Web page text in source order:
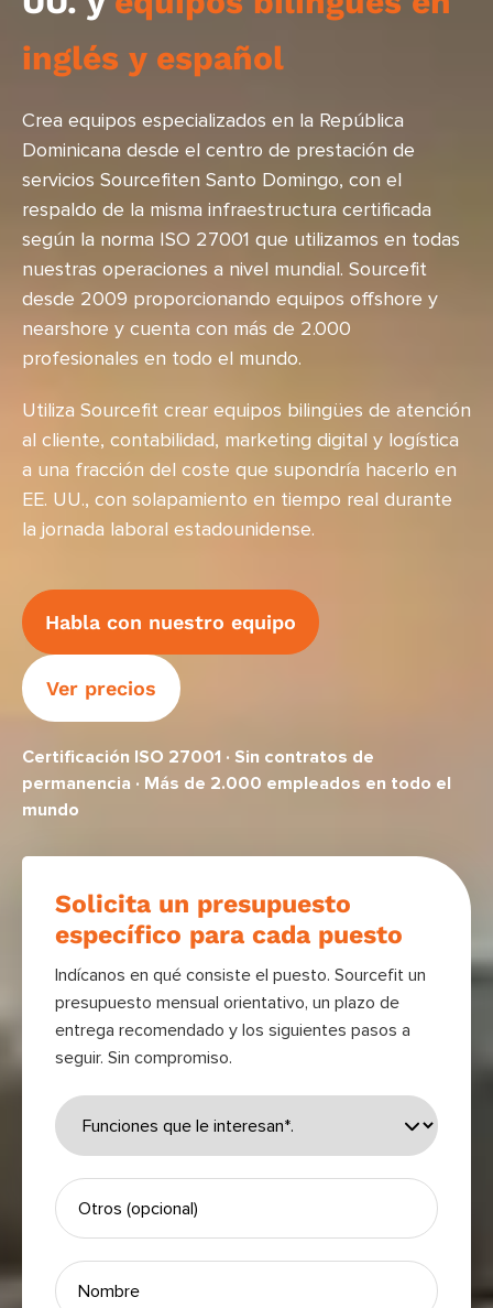
inglés y español
Crea equipos especializados en la República
Dominicana desde el centro de prestación de
servicios Sourcefiten Santo Domingo, con el
respaldo de la misma infraestructura certificada
según la norma ISO 27001 que utilizamos en todas
nuestras operaciones a nivel mundial. Sourcefit
desde 2009 proporcionando equipos offshore y
nearshore y cuenta con más de 2.000
profesionales en todo el mundo.
Utiliza Sourcefit crear equipos bilingües de atención
al cliente, contabilidad, marketing digital y logística
a una fracción del coste que supondría hacerlo en
EE. UU., con solapamiento en tiempo real durante
la jornada laboral estadounidense.
Habla con nuestro equipo
Ver precios
Certificación ISO 27001 · Sin contratos de
permanencia · Más de 2.000 empleados en todo el
mundo
Solicita un presupuesto
específico para cada puesto
Indícanos en qué consiste el puesto. Sourcefit un
presupuesto mensual orientativo, un plazo de
entrega recomendado y los siguientes pasos a
seguir. Sin compromiso.